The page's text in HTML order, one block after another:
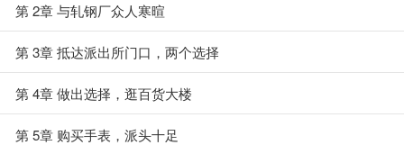
第 2章 与轧钢厂众人寒暄
第 3章 抵达派出所门口，两个选择
第 4章 做出选择，逛百货大楼
第 5章 购买手表，派头十足